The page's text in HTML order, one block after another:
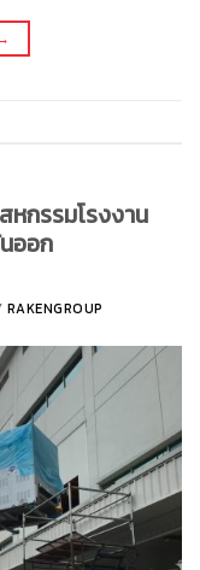
หกรรมโรงงาน
ออก
RAKENGROUP